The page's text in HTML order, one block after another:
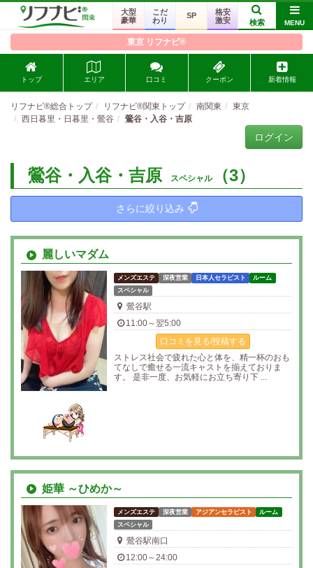
大型
豪華
こだ
わり
SP
格安
激安
検索 MENU
東京 リフナビ®
トップ エリア 口コミ クーポン 新着情報
リフナビ®総合トップ リフナビ®関東トップ 南関東
東京
西日暮里・日暮里・鶯谷
鶯谷・入谷・吉原
ログイン
鶯谷・入谷・吉原 スペシャル（3）
さらに絞り込み
麗しいマダム
メンズエステ 深夜営業 日本人セラピスト
ルーム
スペシャル
鶯谷駅
11:00～翌5:00
口コミを見る/投稿する
ストレス社会で疲れた心と体を、精一杯のおも
てなしで癒せる一流キャストを揃えておりま
す。 是非一度、お気軽にお立ち寄り下 ...
姫華 ～ひめか～
メンズエステ 深夜営業 アジアンセラピスト
ルーム
スペシャル
鶯谷駅南口
12:00～24:00